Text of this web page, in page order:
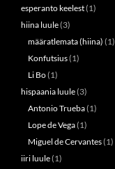
esperanto keelest(1)
hiina luule(3)
määratlemata (hiina) (1)
Konfutsius(1)
Li Bo(1)
hispaania luule(3)
Antonio Trueba(1)
Lope de Vega(1)
Miguel de Cervantes(1)
iiri luule(1)